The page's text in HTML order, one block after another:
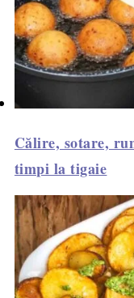
Călire, sotare,
timpi la tigaie